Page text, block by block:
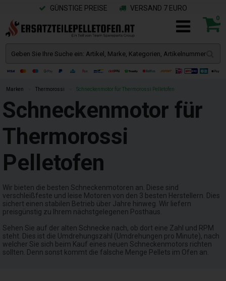
GÜNSTIGE PREISE VERSAND 7 EURO
0
Marken Thermorossi Schneckenmotor für Thermorossi Pelletofen
Schneckenmotor für
Thermorossi
Pelletofen
Wir bieten die besten Schneckenmotoren an. Diese sind
verschleißfeste und leise Motoren von den 3 besten Herstellern. Dies
sichert einen stabilen Betrieb über Jahre hinweg. Wir liefern
preisgünstig zu Ihrem nächstgelegenen Posthaus.
Sehen Sie auf der alten Schnecke nach, ob dort eine Zahl und RPM
steht. Dies ist die Umdrehungszahl (Umdrehungen pro Minute), nach
welcher Sie sich beim Kauf eines neuen Schneckenmotors richten
sollten. Denn sonst kommt die falsche Menge Pellets im Ofen an.